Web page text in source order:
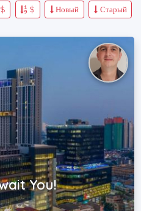
Старый
Новый
$
$
You!